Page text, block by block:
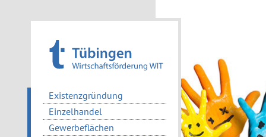
Existenzgründung
Einzelhandel
Gewerbeflächen